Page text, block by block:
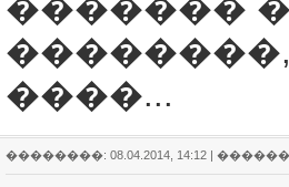
�������
����...
��������: 08.04.2014, 14:12 |